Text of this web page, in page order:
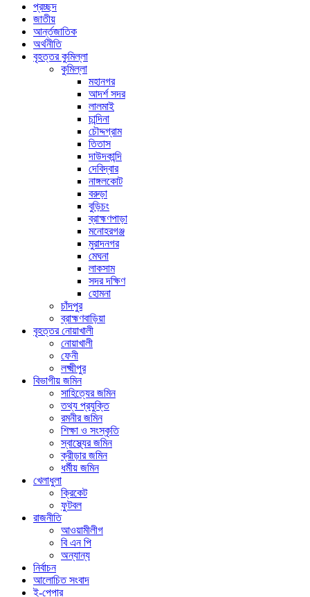
প্রচ্ছদ
জাতীয়
আর্ন্তজাতিক
অর্থনীতি
বৃহত্তর কুমিল্লা
কুমিল্লা
মহানগর
আদর্শ সদর
লালমাই
চান্দিনা
চৌদ্দগ্রাম
তিতাস
দাউদকান্দি
দেবিদ্বার
নাঙ্গলকোট
বরুড়া
বুড়িচং
ব্রাহ্মণপাড়া
মনোহরগঞ্জ
মুরাদনগর
মেঘনা
লাকসাম
সদর দক্ষিণ
হোমনা
চাঁদপুর
ব্রাহ্মণবাড়িয়া
বৃহত্তর নোয়াখালী
নোয়াখালী
ফেনী
লক্ষ্মীপুর
বিভাগীয় জমিন
সাহিত্যের জমিন
তথ্য প্রযুক্তি
রমনীর জমিন
শিক্ষা ও সংস্কৃতি
স্বাস্থ্যের জমিন
ক্রীড়ার জমিন
ধর্মীয় জমিন
খেলাধুলা
ক্রিকেট
ফুটবল
রাজনীতি
আওয়ামীলীগ
বি এন পি
অন্যান্য
নির্বাচন
আলোচিত সংবাদ
ই-পেপার